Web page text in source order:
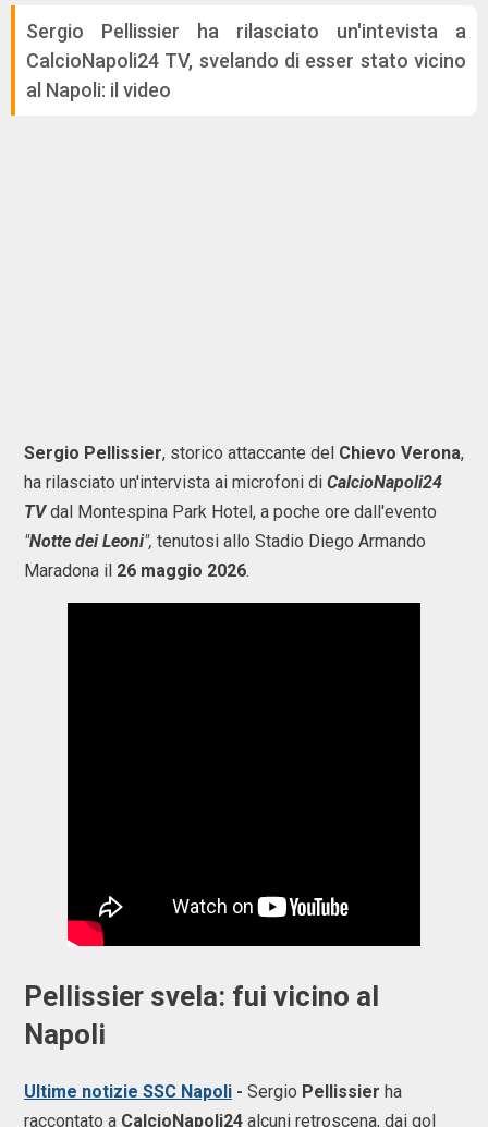
Sergio Pellissier ha rilasciato un'intevista a
CalcioNapoli24 TV, svelando di esser stato vicino
al Napoli: il video
Sergio Pellissier, storico attaccante del Chievo Verona,
ha rilasciato un'intervista ai microfoni di CalcioNapoli24
TVdal Montespina Park Hotel, a poche ore dall'evento
"Notte dei Leoni", tenutosi allo Stadio Diego Armando
Maradona il 26 maggio 2026.
Pellissier svela: fui vicino al
Napoli
Ultime notizie SSC Napoli - Sergio Pellissier ha
raccontato a CalcioNapoli24 alcuni retroscena, dai gol